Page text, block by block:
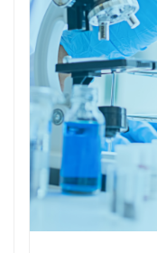
climatiques pour
informatives. Ses
également la
travers divers
climatiques à
d’autres
météorologiques.